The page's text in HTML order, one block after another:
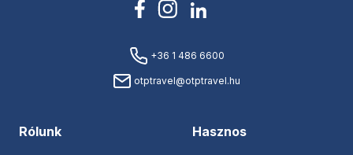
+36 1 486 6600
otptravel@otptravel.hu
Rólunk Hasznos